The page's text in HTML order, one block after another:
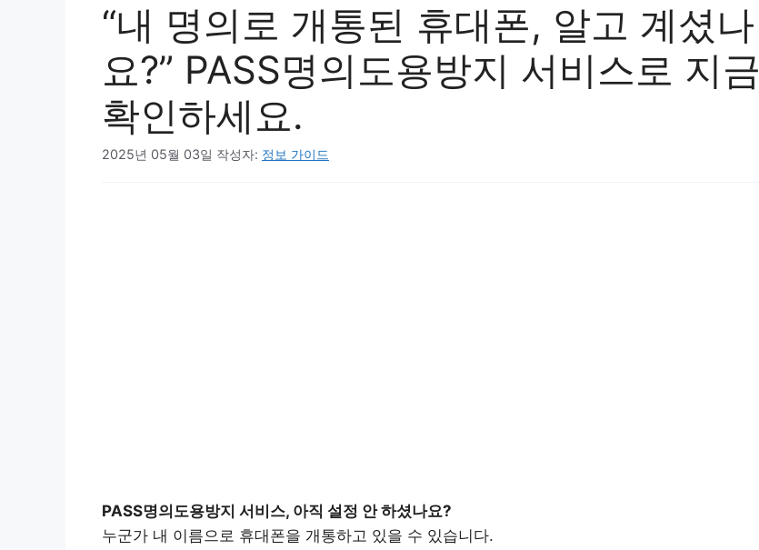
“내 명의로 개통된 휴대폰, 알고 계셨나
요?” PASS명의도용방지 서비스로 지금
확인하세요.
2025년 05월 03일 작성자: 정보 가이드
PASS명의도용방지 서비스, 아직 설정 안 하셨나요?
누군가 내 이름으로 휴대폰을 개통하고 있을 수 있습니다.